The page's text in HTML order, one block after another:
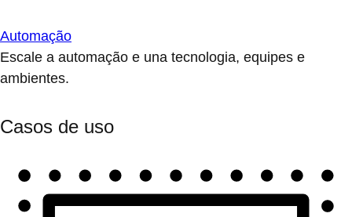
Automação
Escale a automação e una tecnologia, equipes e
ambientes.
Casos de uso